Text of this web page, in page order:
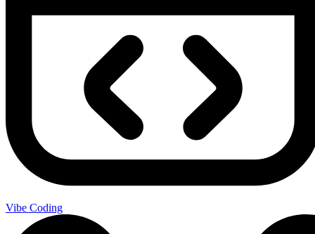
Vibe Coding